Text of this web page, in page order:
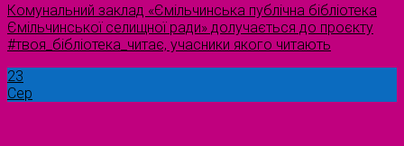
Комунальний заклад «Ємільчинська публічна бібліотека
Ємільчинської селищної ради» долучається до проєкту
#твоя_бібліотека_читає, учасники якого читають
23
Сер